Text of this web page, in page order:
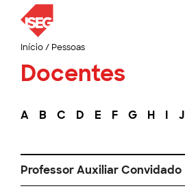
Início/ Pessoas
Docentes
A B C D E F G H I J
Professor Auxiliar Convidado